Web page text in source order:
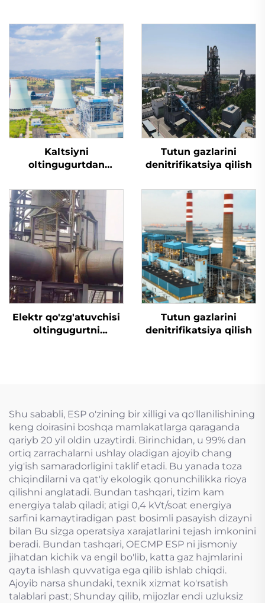
Kaltsiyni
oltingugurtdan
Tutun gazlarini
denitrifikatsiya qilish
Elektr qo'zg'atuvchisi
oltingugurtni
Tutun gazlarini
denitrifikatsiya qilish
Shu sababli, ESP o'zining bir xilligi va qo'llanilishining
keng doirasini boshqa mamlakatlarga qaraganda
qariyb 20 yil oldin uzaytirdi. Birinchidan, u 99% dan
ortiq zarrachalarni ushlay oladigan ajoyib chang
yig'ish samaradorligini taklif etadi. Bu yanada toza
chiqindilarni va qat'iy ekologik qonunchilikka rioya
qilishni anglatadi. Bundan tashqari, tizim kam
energiya talab qiladi; atigi 0,4 kVt/soat energiya
sarfini kamaytiradigan past bosimli pasayish dizayni
bilan Bu sizga operatsiya xarajatlarini tejash imkonini
beradi. Bundan tashqari, OECMP ESP ni jismoniy
jihatdan kichik va engil bo'lib, katta gaz hajmlarini
qayta ishlash quvvatiga ega qilib ishlab chiqdi.
Ajoyib narsa shundaki, texnik xizmat ko'rsatish
talablari past; Shunday qilib, mijozlar endi uzluksiz